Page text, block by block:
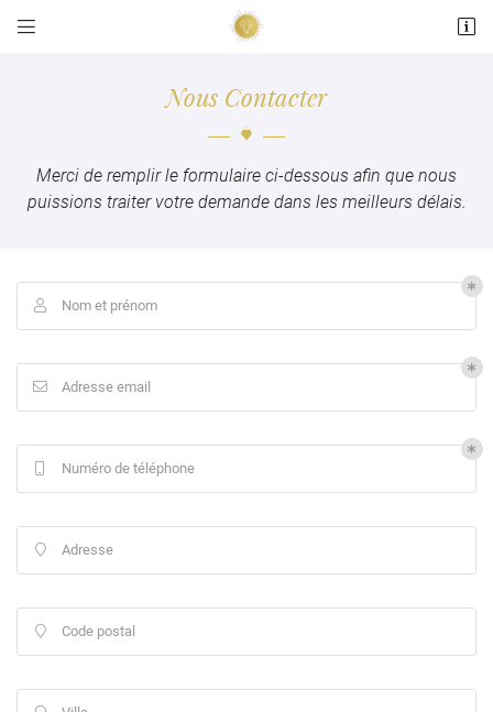
 
En cochant cette case, vous consentez à recevoir nos propositions commerciales à
utilisantle formulaire de désinscription.
INSCRIPTION
Nous Contacter
Merci de remplir le formulaire ci-dessous afin que nous
puissions traiter votre demande dans les meilleurs délais.
 Nom et prénom
 Adresse email
Numéro de téléphone
 Adresse
 Code postal